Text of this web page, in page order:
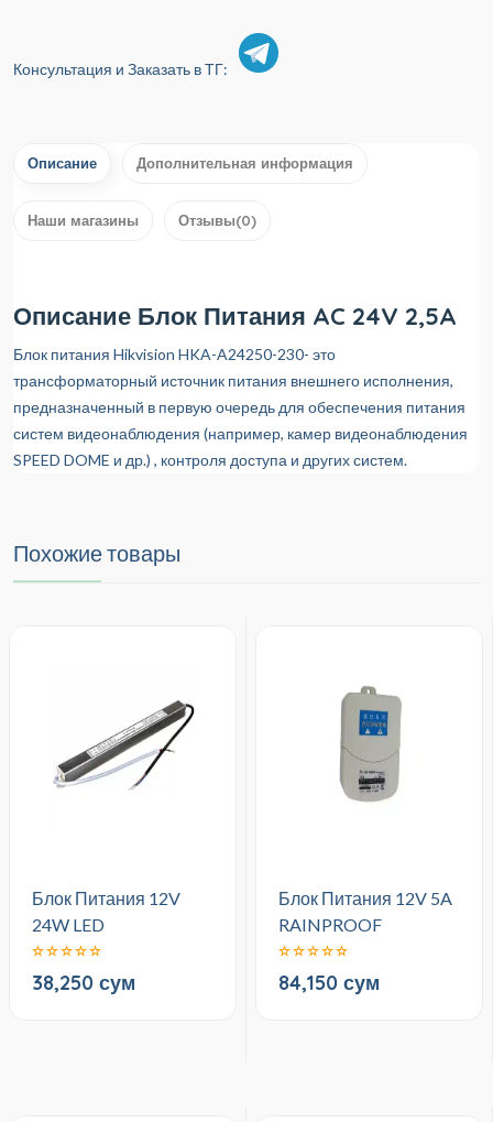
Консультация и Заказать в ТГ:
Описание Дополнительная информация
Наши магазины Отзывы(0)
Описание Блок Питания AC 24V 2,5A
Блок питания Hikvision HKA-A24250-230- это
трансформаторный источник питания внешнего исполнения,
предназначенный в первую очередь для обеспечения питания
систем видеонаблюдения (например, камер видеонаблюдения
SPEED DOME и др.) , контроля доступа и других систем.
Похожие товары
Блок Питания 12V
24W LED
38,250 сум
Блок Питания 12V 5A
RAINPROOF
84,150 сум